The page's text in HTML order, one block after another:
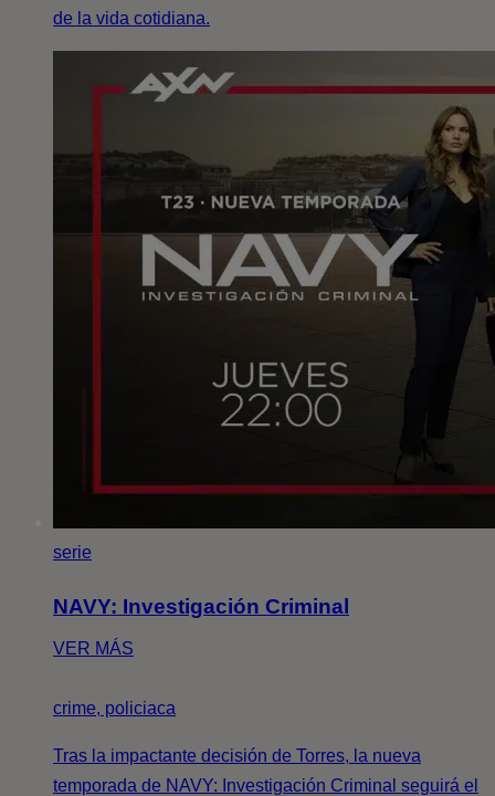
de la vida cotidiana.
serie
NAVY: Investigación Criminal
VER MÁS
crime, policiaca
Tras la impactante decisión de Torres, la nueva
temporada de NAVY: Investigación Criminal seguirá el